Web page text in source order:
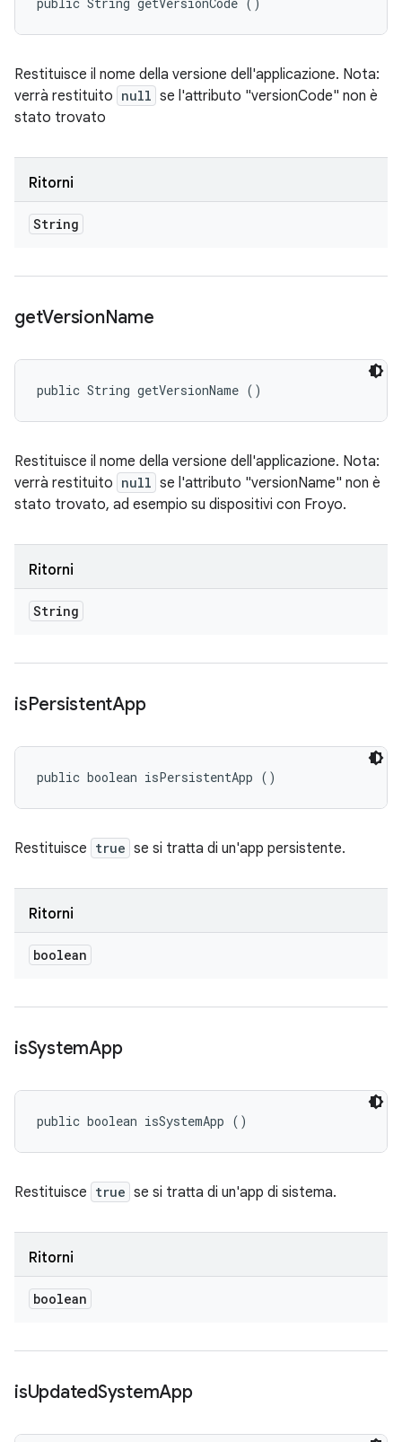
Restituisce il nome della versione dell'applicazione. Nota:
verrà restituito null se l'attributo "versionCode" non è
stato trovato
Ritorni
String
getVersionName
public String getVersionName ()
Restituisce il nome della versione dell'applicazione. Nota:
verrà restituito null se l'attributo "versionName" non è
stato trovato, ad esempio su dispositivi con Froyo.
Ritorni
String
isPersistentApp
public boolean isPersistentApp ()
Restituisce true se si tratta di un'app persistente.
Ritorni
boolean
isSystemApp
public boolean isSystemApp ()
Restituisce true se si tratta di un'app di sistema.
Ritorni
boolean
isUpdatedSystemApp